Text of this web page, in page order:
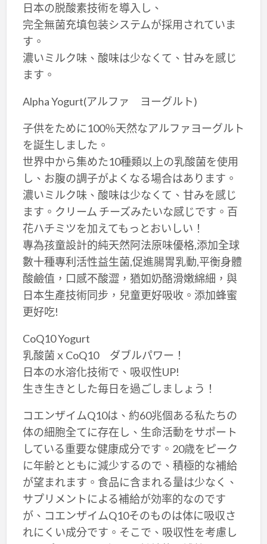
日本の脱酸素技術を導入し、
完全無菌充填包装システムが採用されていま
す。
濃いミルク味、酸味は少なくて、甘みを感じ
ます。
Alpha Yogurt(アルファ ヨーグルト)
子供をために100％天然なアルファヨーグルト
を誕生しました。
世界中から集めた10種類以上の乳酸菌を使用
し、お腹の調子がよくなる場合はあります。
濃いミルク味、酸味は少なくて、甘みを感じ
ます。クリーム チーズみたいな感じです。百
花ハチミツを加えてもっとおいしい！
專為孩童設計的純天然阿法原味優格,添加全球
數十種專利活性益生菌,促進腸胃乳動,平衡身體
酸鹼值，口感不酸澀，猶如奶酪滑嫩綿細，與
日本生產技術同步，兒童更好吸收。添加蜂蜜
更好吃!
CoQ10 Yogurt
乳酸菌ｘCoQ10 ダブルパワー！
日本の水溶化技術で、吸収性UP!
生き生きとした毎日を過ごしましょう！
コエンザイムQ10は、約60兆個ある私たちの
体の細胞全てに存在し、生命活動をサポート
している重要な健康成分です。20歳をピーク
に年齢とともに減少するので、積極的な補給
が望まれます。食品に含まれる量は少なく、
サプリメントによる補給が効率的なのです
が、コエンザイムQ10そのものは体に吸収さ
れにくい成分です。そこで、吸収性を考慮し